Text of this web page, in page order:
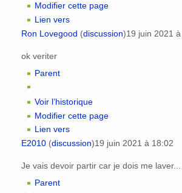
Modifier cette page
Lien vers
Ron Lovegood (discussion)19 juin 2021 à
ok veriter
Parent
Voir l’historique
Modifier cette page
Lien vers
E2010 (discussion)19 juin 2021 à 18:02
Je vais devoir partir car je dois me
Parent